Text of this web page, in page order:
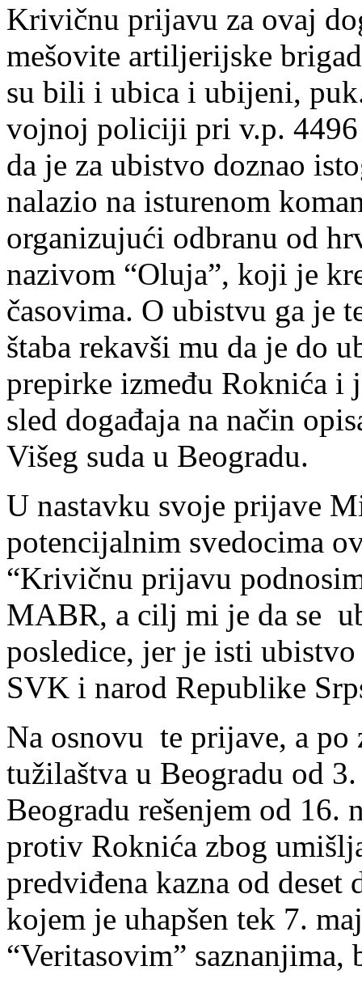
Krivičnu prijavu za ovaj
mešovite artiljerijske
su bili i ubica i ubijeni,
vojnoj policiji pri v.p.
da je za ubistvo doznao
nalazio na isturenom
organizujući odbranu od
nazivom “Oluja”, koji je
časovima. O ubistvu ga je
štaba rekavši mu da je do
prepirke između Roknića i
sled događaja na način
Višeg suda u Beogradu.
U nastavku svoje prijave
potencijalnim svedocima
“Krivičnu prijavu
MABR, a cilj mi je da se
posledice, jer je isti
SVK i narod Republike
Na osnovu te prijave, a po
tužilaštva u Beogradu od
Beogradu rešenjem od 16.
protiv Roknića zbog
predviđena kazna od deset
kojem je uhapšen tek 7.
“Veritasovim”